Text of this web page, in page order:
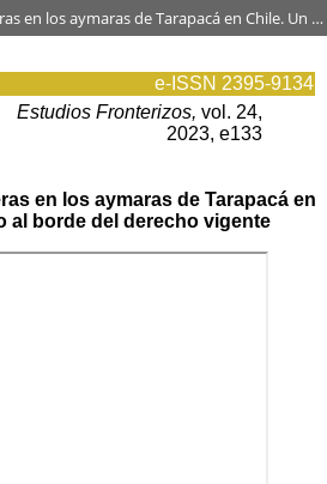
Territorialidad y fronteras en los aymaras de Tarapacá en Chile. Un espacio al borde del derecho vigente